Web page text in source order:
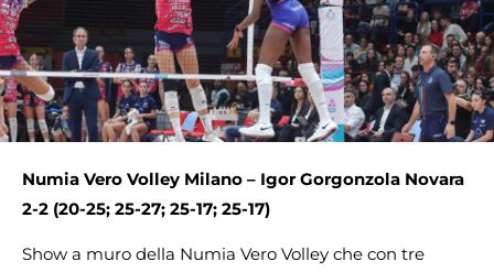
Numia Vero Volley Milano – Igor Gorgonzola Novara
2-2 (20-25; 25-27; 25-17; 25-17)
Show a muro della Numia Vero Volley che con tre